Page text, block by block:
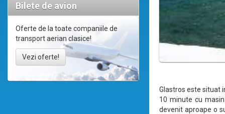
Bilete de avion
Oferte de la toate companiile de
transport aerian clasice!
Vezi oferte!
Glastros este situat
10 minute cu
devenit aproape o